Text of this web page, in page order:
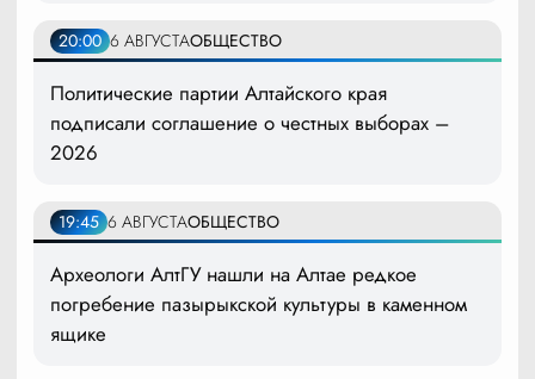
20:00 6 АВГУСТАОБЩЕСТВО
Политические партии Алтайского края
подписали соглашение о честных выборах –
2026
19:45 6 АВГУСТАОБЩЕСТВО
Археологи АлтГУ нашли на Алтае редкое
погребение пазырыкской культуры в каменном
ящике